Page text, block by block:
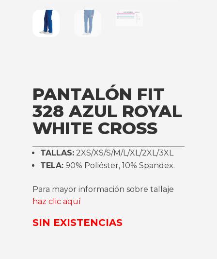
PANTALÓN FIT
328 AZUL ROYAL
WHITE CROSS
TALLAS: 2XS/XS/S/M/L/XL/2XL/3XL
TELA: 90% Poliéster, 10% Spandex.
Para mayor información sobre tallaje
haz clic aquí
SIN EXISTENCIAS